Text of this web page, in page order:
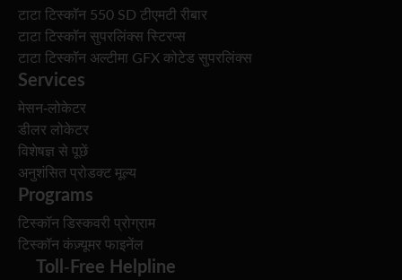
टाटा टिस्कॉन 550 SD टीएमटी रीबार
टाटा टिस्कॉन सुपरलिंक्स स्टिरप्स
टाटा टिस्कॉन अल्टीमा GFX कोटेड सुपरलिंक्स
Services
मेसन-लोकेटर
डीलर लोकेटर
विशेषज्ञ से पूछें
अनुशंसित प्रोडक्ट मूल्य
Programs
टिस्कॉन डिस्कवरी प्रोग्राम
टिस्कॉन कंज़्यूमर फाइनेंल
Toll-Free Helpline